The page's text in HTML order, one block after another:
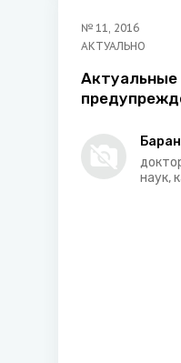
№ 11, 2016
АКТУАЛЬНО
среди
наук,